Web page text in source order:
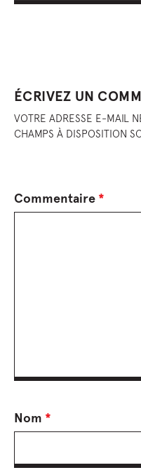
ÉCRIVEZ UN
VOTRE ADRESSE E-MAIL
CHAMPS À DISPOSITION
Nom *
Commentaire *